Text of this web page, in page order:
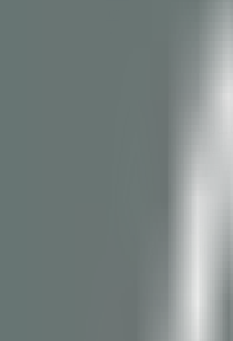
que 85% das
com fornecedor e uma
requer design intencional:
de parcerias — do transacional